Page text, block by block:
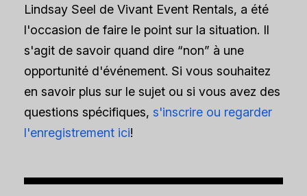
Lindsay Seel de Vivant Event Rentals, a été
l'occasion de faire le point sur la situation. Il
s'agit de savoir quand dire “non” à une
opportunité d'événement. Si vous souhaitez
en savoir plus sur le sujet ou si vous avez des
questions spécifiques, s'inscrire ou regarder
l'enregistrement ici!